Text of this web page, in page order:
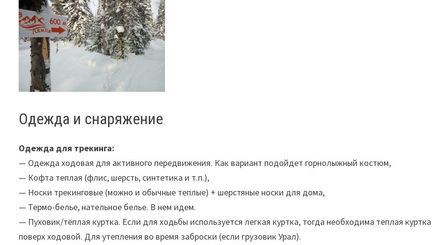
Одежда и снаряжение
Одежда для трекинга:
— Одежда ходовая для активного передвижения. Как вариант подойдет горнолыжный костюм,
— Кофта теплая (флис, шерсть, синтетика и т.п.),
— Носки трекинговые (можно и обычные теплые) + шерстяные носки для дома,
— Термо-белье, нательное белье. В нем идем.
— Пуховик/тёплая куртка. Если для ходьбы используется легкая куртка, тогда необходима теплая куртка
поверх ходовой. Для утепления во время заброски (если грузовик Урал).